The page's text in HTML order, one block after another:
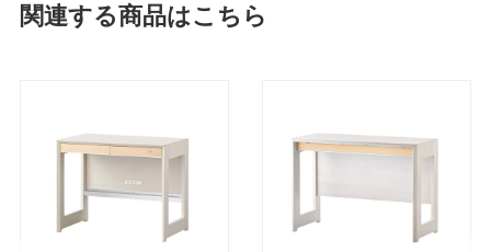
関連する商品はこちら